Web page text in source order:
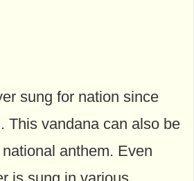
sung for nation since
This vandana can also be
anthem. Even